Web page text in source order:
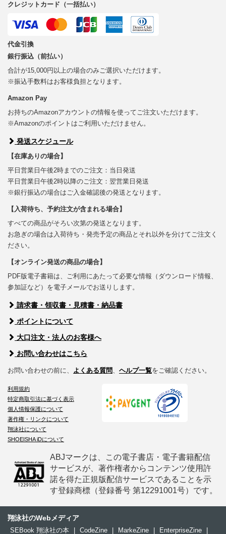
クレジットカード（一括払い）
代金引換
銀行振込（前払い）
合計が15,000円以上の場合のみご選択いただけます。
※振込手数料はお客様負担となります。
Amazon Pay
お持ちのAmazonアカウントの情報を使ってご注文いただけます。
※Amazonのポイントはご利用いただけません。
発送スケジュール
【在庫ありの場合】
平日営業日午後2時までのご注文：当日発送
平日営業日午後2時以降のご注文：翌営業日発送
※銀行振込の場合はご入金確認後の発送となります。
【入荷待ち、予約注文が含まれる場合】
すべての商品がそろい次第の発送となります。
お急ぎの場合は入荷待ち・発売予定の商品とそれ以外を分けてご注文く
ださい。
【オンライン発送の商品の場合】
PDF版電子書籍は、ご利用にあたって必要な情報（ダウンロード情報、
参加証など）を電子メールでお送りします。
請求書・領収書・見積書・納品書
ポイントについて
大口注文・法人のお客様へ
お問い合わせはこちら
お問い合わせの前に、 よくある質問、 ヘルプ一覧をご確認ください。
利用規約
特定商取引法に基づく表示
個人情報保護について
著作権・リンクについて
翔泳社について
SHOEISHA iDについて
ABJマークは、この電子書店・電子書籍配信
サービスが、著作権者からコンテンツ使用許
諾を得た正規版配信サービスであることを示
す登録商標（登録番号 第12291001号）です。
翔泳社のWebメディア
SEBook 翔泳社の本 CodeZine MarkeZine EnterpriseZine